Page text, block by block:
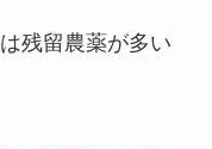
残留農薬が多い